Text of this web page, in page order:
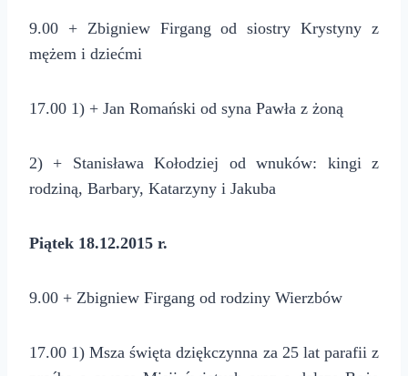
9.00 + Zbigniew Firgang od siostry Krystyny z
mężem i dziećmi
17.00 1) + Jan Romański od syna Pawła z żoną
2) + Stanisława Kołodziej od wnuków: kingi z
rodziną, Barbary, Katarzyny i Jakuba
Piątek 18.12.2015 r.
9.00 + Zbigniew Firgang od rodziny Wierzbów
17.00 1) Msza święta dziękczynna za 25 lat parafii z